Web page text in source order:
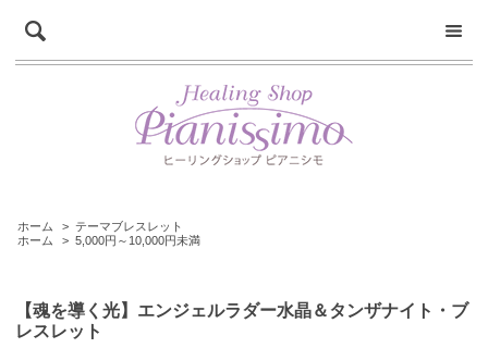
ホーム > テーマブレスレット
ホーム
> 5,000円～10,000円未満
【魂を導く光】エンジェルラダー水晶＆タンザナイト・ブ
レスレット